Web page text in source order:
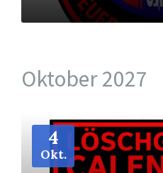
Oktober 2027
4
Okt.